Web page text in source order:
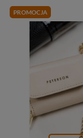
PROMOCJA